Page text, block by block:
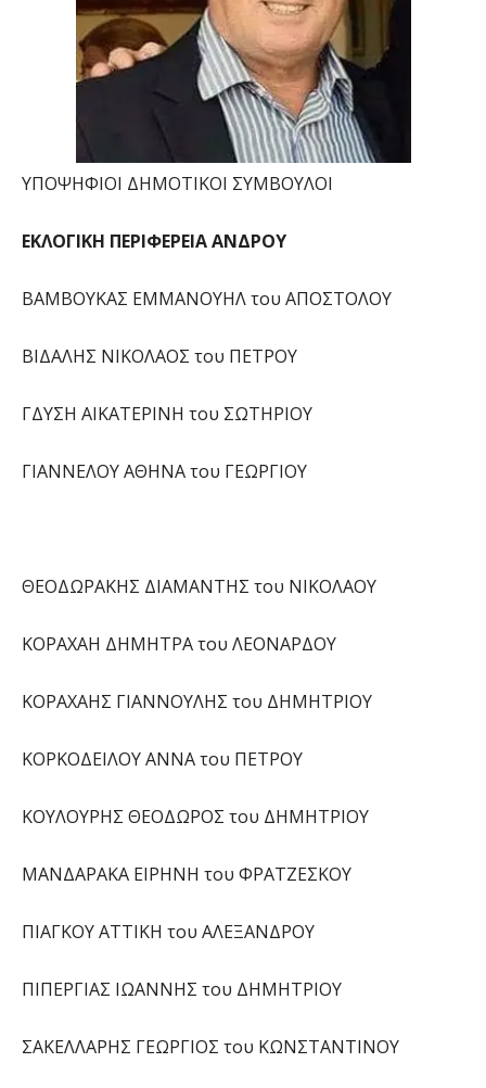
ΥΠΟΨΗΦΙΟΙ ΔΗΜΟΤΙΚΟΙ ΣΥΜΒΟΥΛΟΙ
ΕΚΛΟΓΙΚΗ ΠΕΡΙΦΕΡΕΙΑ ΑΝΔΡΟΥ
ΒΑΜΒΟΥΚΑΣ ΕΜΜΑΝΟΥΗΛ του ΑΠΟΣΤΟΛΟΥ
ΒΙΔΑΛΗΣ ΝΙΚΟΛΑΟΣ του ΠΕΤΡΟΥ
ΓΔΥΣΗ ΑΙΚΑΤΕΡΙΝΗ του ΣΩΤΗΡΙΟΥ
ΓΙΑΝΝΕΛΟΥ ΑΘΗΝΑ του ΓΕΩΡΓΙΟΥ
ΘΕΟΔΩΡΑΚΗΣ ΔΙΑΜΑΝΤΗΣ του ΝΙΚΟΛΑΟΥ
ΚΟΡΑΧΑΗ ΔΗΜΗΤΡΑ του ΛΕΟΝΑΡΔΟΥ
ΚΟΡΑΧΑΗΣ ΓΙΑΝΝΟΥΛΗΣ του ΔΗΜΗΤΡΙΟΥ
ΚΟΡΚΟΔΕΙΛΟΥ ΑΝΝΑ του ΠΕΤΡΟΥ
ΚΟΥΛΟΥΡΗΣ ΘΕΟΔΩΡΟΣ του ΔΗΜΗΤΡΙΟΥ
ΜΑΝΔΑΡΑΚΑ ΕΙΡΗΝΗ του ΦΡΑΤΖΕΣΚΟΥ
ΠΙΑΓΚΟΥ ΑΤΤΙΚΗ του ΑΛΕΞΑΝΔΡΟΥ
ΠΙΠΕΡΓΙΑΣ ΙΩΑΝΝΗΣ του ΔΗΜΗΤΡΙΟΥ
ΣΑΚΕΛΛΑΡΗΣ ΓΕΩΡΓΙΟΣ του ΚΩΝΣΤΑΝΤΙΝΟΥ